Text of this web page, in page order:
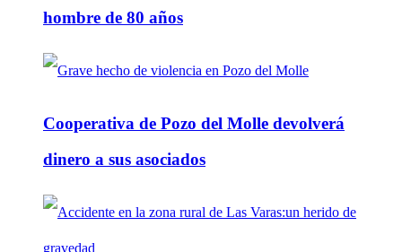
hombre de 80 años
Cooperativa de Pozo del Molle devolverá
dinero a sus asociados